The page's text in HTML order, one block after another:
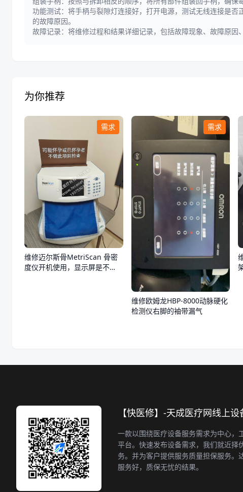
功能测试：将手柄与裂隙灯连接好，打开电源，测试无线连接是
的故障原因。
故障记录：将维修过程和结果详细记录，包括故障现象、故障原因
为你推荐
需求
维修迈尔斯骨MetriScan 骨密
度仪开机使用，显示屏是不
需求
维修欧姆龙HBP-8000动脉硬化
检测仪右脚的袖带漏气
【快医修】-天成医疗网线上
一款以围绕医疗设备服务需求为中心，
平台。快速发布设备需求，我们就近择
务。并为客户提供服务质量担保服务。
服务好，质保无忧的结果。